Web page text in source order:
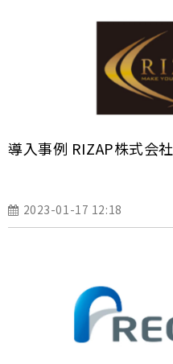
導入事例 RIZAP株式会社
2023-01-17 12:18